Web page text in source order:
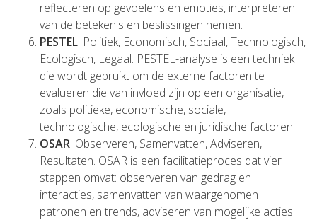
reflecteren op gevoelens en emoties, interpreteren
van de betekenis en beslissingen nemen.
PESTEL: Politiek, Economisch, Sociaal, Technologisch,
Ecologisch, Legaal. PESTEL-analyse is een techniek
die wordt gebruikt om de externe factoren te
evalueren die van invloed zijn op een organisatie,
zoals politieke, economische, sociale,
technologische, ecologische en juridische factoren.
OSAR: Observeren, Samenvatten, Adviseren,
Resultaten. OSAR is een facilitatieproces dat vier
stappen omvat: observeren van gedrag en
interacties, samenvatten van waargenomen
patronen en trends, adviseren van mogelijke acties